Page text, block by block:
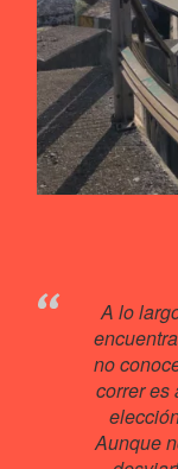
A lo
no
correr es
Aunque